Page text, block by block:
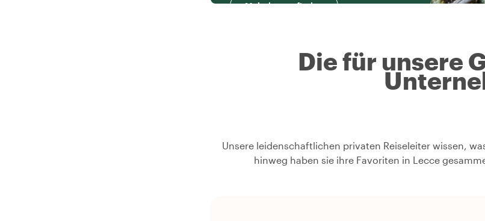
Mehr herausfinden
Die für unsere
Unsere leidenschaftlichen privaten Reiseleiter wissen,
hinweg haben sie ihre Favoriten in Lecce